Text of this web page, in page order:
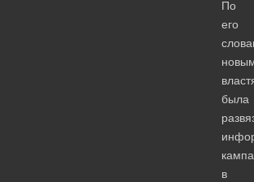
По
его
была
в